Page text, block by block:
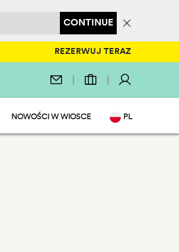
CONTINUE
REZERWUJ TERAZ
NOWOŚCI W WIOSCE PL
IT